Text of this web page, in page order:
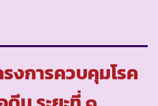
รงการควบคุมโรค